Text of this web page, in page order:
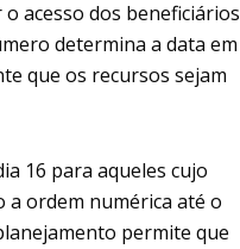
acesso dos beneficiários
determina a data em
que os recursos sejam
16 para aqueles cujo
a ordem numérica até o
permite que